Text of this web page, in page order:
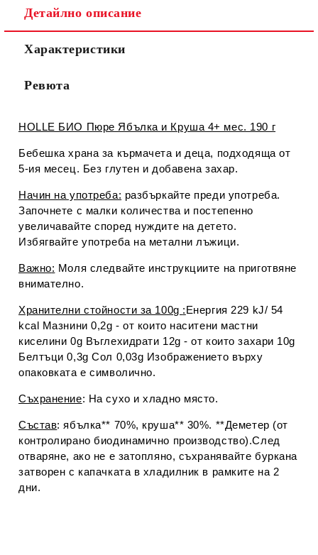
Съгласен съм сПолитиката за лични данни
Ние ще се свържем с вас в рамките на работния ден.
Детайлно описание
Характеристики
Ревюта
HOLLE БИО Пюре Ябълка и Круша 4+ мес. 190 г
Бебешка храна за кърмачета и деца, подходяща от
5-ия месец. Без глутен и добавена захар.
Начин на употреба: разбъркайте преди употреба.
Започнете с малки количества и постепенно
увеличавайте според нуждите на детето.
Избягвайте употреба на метални лъжици.
Важно: Моля следвайте инструкциите на приготвяне
внимателно.
Хранителни стойности за 100g :Енергия 229 kJ/ 54
kcal Мазнини 0,2g - от които наситени мастни
киселини 0g Въглехидрати 12g - от които захари 10g
Белтъци 0,3g Сол 0,03g Изображението върху
опаковката е символично.
Съхранение: На сухо и хладно място.
Състав: ябълка** 70%, круша** 30%. **Деметер (от
контролирано биодинамично производство).След
отваряне, ако не е затопляно, съхранявайте буркана
затворен с капачката в хладилник в рамките на 2
дни.